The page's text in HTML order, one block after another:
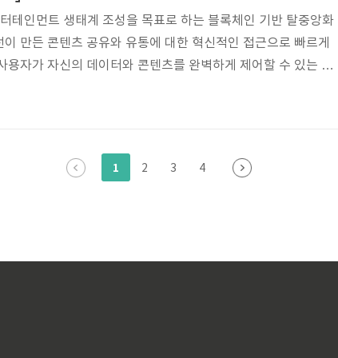
테인먼트 생태계 조성을 목표로 하는 블록체인 기반 탈중앙화
만든 콘텐츠 공유와 유통에 대한 혁신적인 접근으로 빠르게
자가 자신의 데이터와 콘텐츠를 완벽하게 제어할 수 있는 분
합니다. 이 글에서는 Tron, 역사, 특징, 미래의 잠재력에 대해
였습니다. Tron의 ICO(초기 코인 오퍼링)는 7천만 달러를 모
1 2 3 4